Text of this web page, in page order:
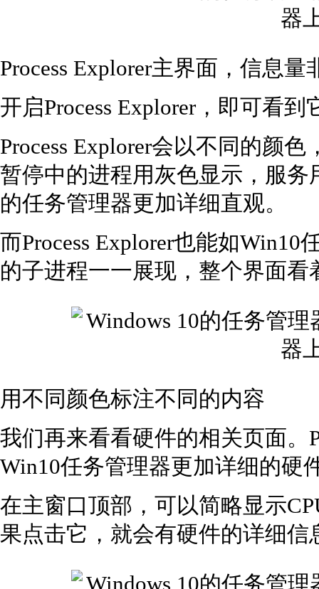
Process Explorer主界面，信息量
开启Process Explorer，即可看
Process Explorer会以不同的颜
暂停中的进程用灰色显示，服
的任务管理器更加详细直观。
而Process Explorer也能如
的子进程一一展现，整个界面看
用不同颜色标注不同的内容
我们再来看看硬件的相关页面。
Win10任务管理器更加详细的硬
在主窗口顶部，可以简略显示
果点击它，就会有硬件的详细信